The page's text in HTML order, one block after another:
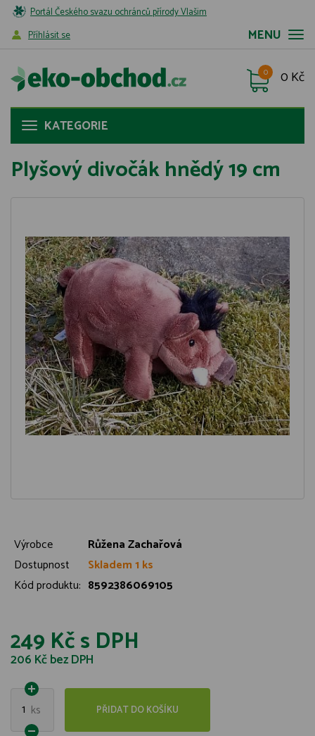
Portál Českého svazu ochránců přírody Vlašim
MENU
Příhlásit se
0 Kč
0
KATEGORIE
Plyšový divočák hnědý 19 cm
Výrobce
Růžena Zachařová
Dostupnost
Skladem 1 ks
Kód produktu: 8592386069105
249 Kčs DPH
206 Kčbez DPH
1 ks PŘIDAT DO KOŠÍKU